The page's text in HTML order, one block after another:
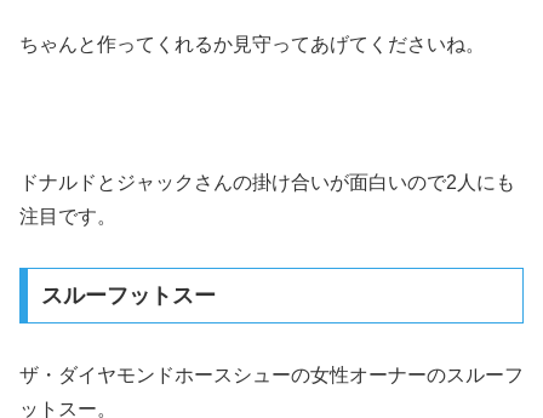
ちゃんと作ってくれるか見守ってあげてくださいね。
ドナルドとジャックさんの掛け合いが面白いので2人にも
注目です。
スルーフットスー
ザ・ダイヤモンドホースシューの女性オーナーのスルーフ
ットスー。